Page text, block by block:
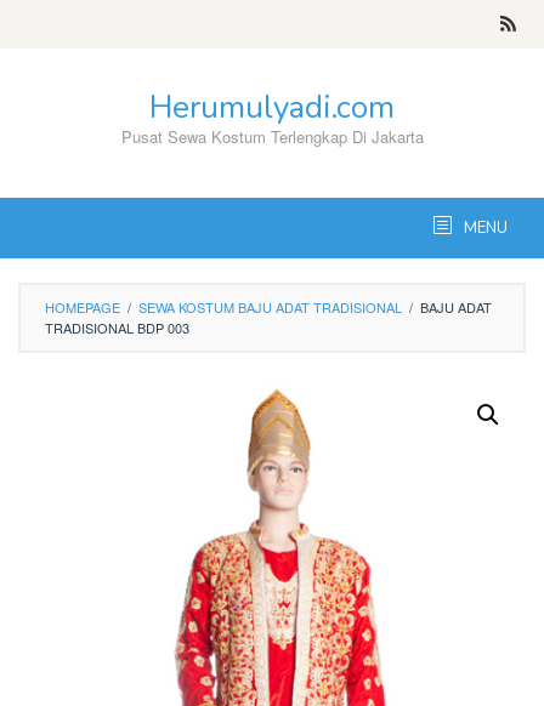
Herumulyadi.com
Pusat Sewa Kostum Terlengkap Di Jakarta
MENU
HOMEPAGE / SEWA KOSTUM BAJU ADAT TRADISIONAL / BAJU ADAT
TRADISIONAL BDP 003